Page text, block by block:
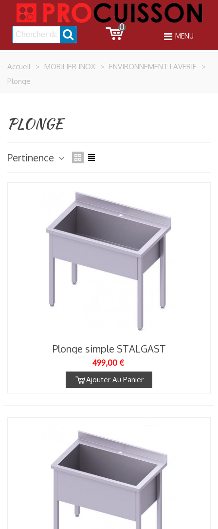
0
MENU
Accueil > MOBILIER INOX > ENVIRONNEMENT LAVERIE
>
Plonge
PLONGE
Pertinence
Plonge simple STALGAST
499,00 €
Ajouter Au Panier